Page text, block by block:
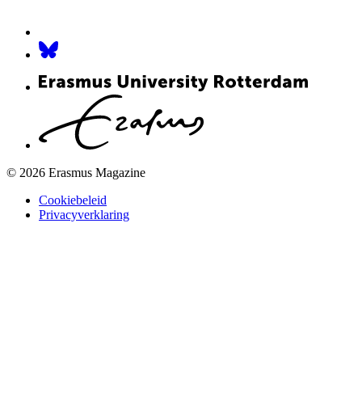
© 2026 Erasmus Magazine
Cookiebeleid
Privacyverklaring